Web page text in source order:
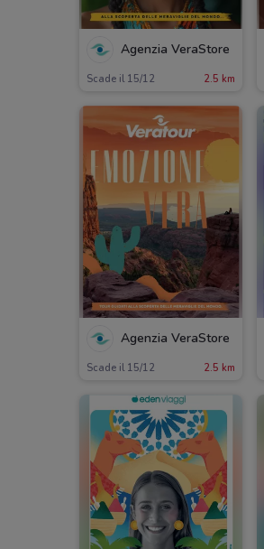
Agenzia VeraStore
Scade il 15/12 2.5 km
Agenzia VeraStore
Scade il 15/12 2.5 km